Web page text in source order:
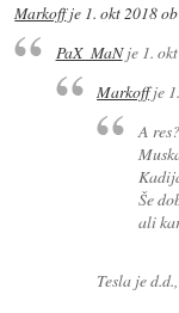
Markoffje 1. okt 2018
PaX_MaNje 1.
Markoffje
A
Še
ali
Tesla je